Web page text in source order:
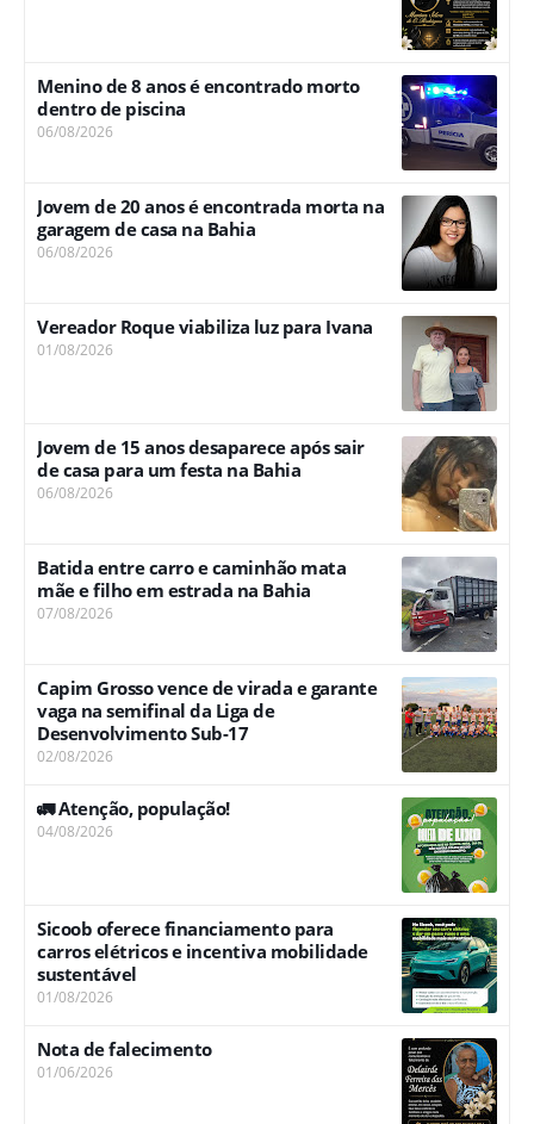
Menino de 8 anos é encontrado morto
dentro de piscina
06/08/2026
Jovem de 20 anos é encontrada morta na
garagem de casa na Bahia
06/08/2026
Vereador Roque viabiliza luz para Ivana
01/08/2026
Jovem de 15 anos desaparece após sair
de casa para um festa na Bahia
06/08/2026
Batida entre carro e caminhão mata
mãe e filho em estrada na Bahia
07/08/2026
Capim Grosso vence de virada e garante
vaga na semifinal da Liga de
Desenvolvimento Sub-17
02/08/2026
🚛 Atenção, população!
04/08/2026
Sicoob oferece financiamento para
carros elétricos e incentiva mobilidade
sustentável
01/08/2026
Nota de falecimento
01/06/2026